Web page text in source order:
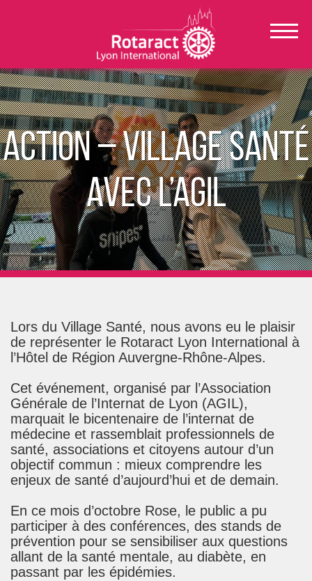
Action – Village Santé
avec l’AGIL
Lors du Village Santé, nous avons eu le plaisir
de représenter le Rotaract Lyon International à
l’Hôtel de Région Auvergne-Rhône-Alpes.
Cet événement, organisé par l’Association
Générale de l’Internat de Lyon (AGIL),
marquait le bicentenaire de l’internat de
médecine et rassemblait professionnels de
santé, associations et citoyens autour d’un
objectif commun : mieux comprendre les
enjeux de santé d’aujourd’hui et de demain.
En ce mois d’octobre Rose, le public a pu
participer à des conférences, des stands de
prévention pour se sensibiliser aux questions
allant de la santé mentale, au diabète, en
passant par les épidémies.